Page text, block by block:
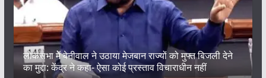
लोकसभा में बेनीवाल ने उठाया मेजबान राज्यों को मुफ्त बिजली देने
का मुद्दा: केंद्र ने कहा- ऐसा कोई प्रस्ताव विचाराधीन नहीं